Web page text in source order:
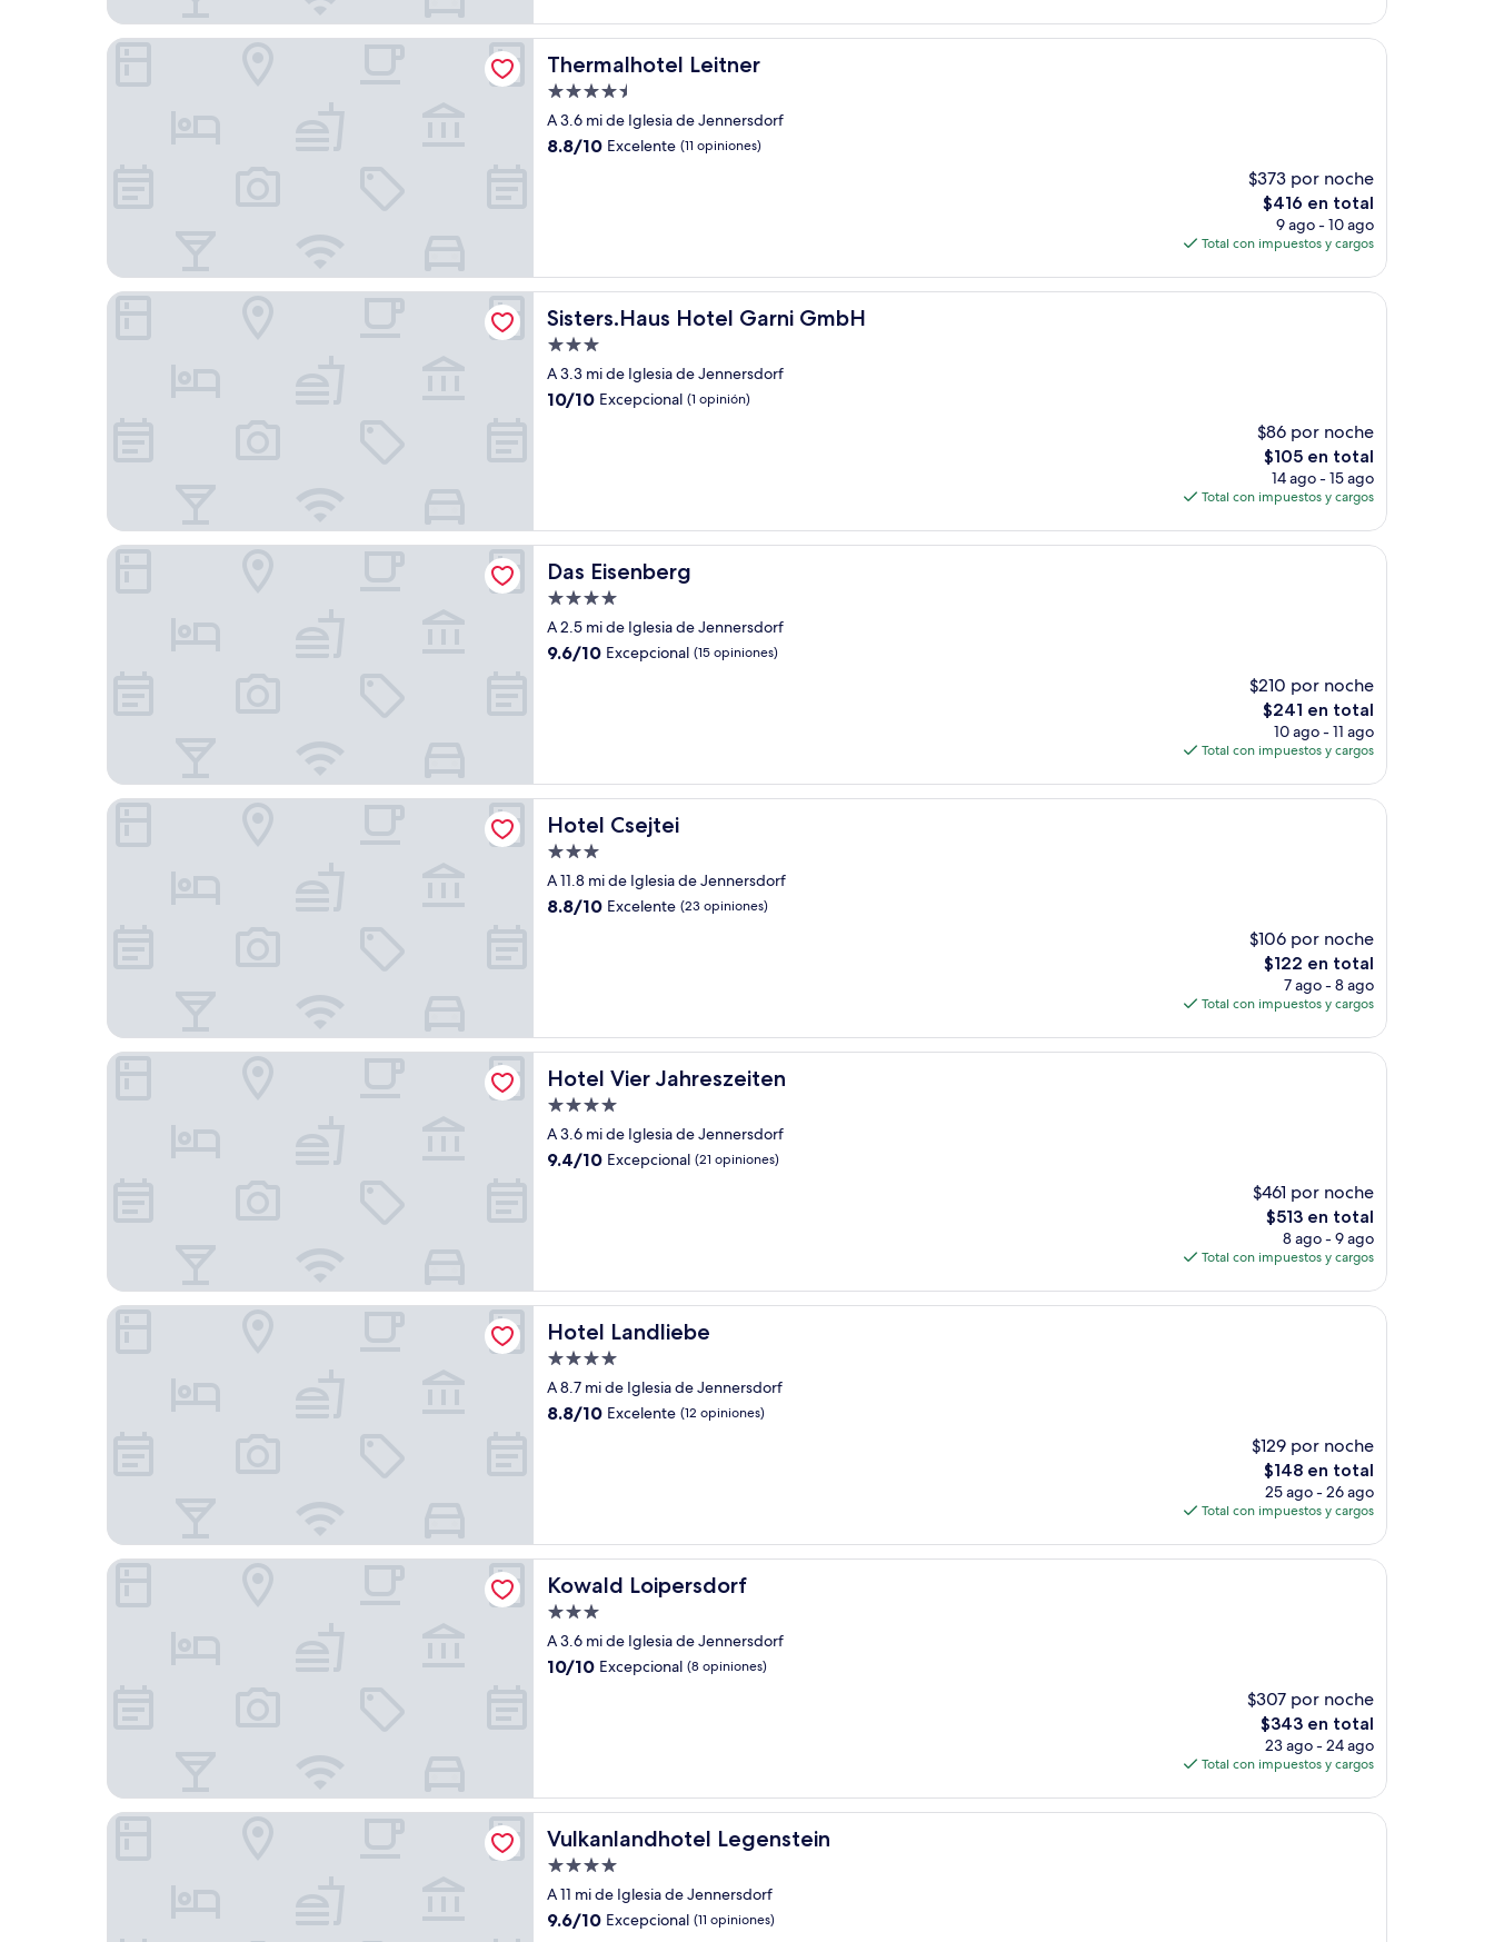
de
Thermalhotel Leitner
Thermalhotel Leitner
Propiedad
de
4.5
A 3.6 mi de Iglesia de Jennersdorf
8.8
8.8/10 Excelente (11 opiniones)
$373 por noche
El
precio
actual
de
$416 en total
9 ago - 10 ago
Total con impuestos y cargos
Thermalhotel Leitner
Sisters.Haus Hotel Garni GmbH
Sisters.Haus Hotel Garni GmbH
Propiedad
de
3.0
A 3.3 mi de Iglesia de Jennersdorf
10.0
10/10 Excepcional (1 opinión)
$86 por noche
El
precio
actual
de
$105 en total
14 ago - 15 ago
Total con impuestos y cargos
Sisters.Haus Hotel Garni GmbH
Das Eisenberg
Das Eisenberg
Propiedad
de
4.0
A 2.5 mi de Iglesia de Jennersdorf
9.6
9.6/10 Excepcional (15 opiniones)
$210 por noche
El
precio
actual
de
$241 en total
10 ago - 11 ago
Total con impuestos y cargos
Das Eisenberg
Hotel Csejtei
Hotel Csejtei
Propiedad
de
3.0
A 11.8 mi de Iglesia de Jennersdorf
8.8
8.8/10 Excelente (23 opiniones)
$106 por noche
El
precio
actual
de
$122 en total
7 ago - 8 ago
Total con impuestos y cargos
Hotel Csejtei
Hotel Vier Jahreszeiten
Hotel Vier Jahreszeiten
Propiedad
de
4.0
A 3.6 mi de Iglesia de Jennersdorf
9.4
9.4/10 Excepcional (21 opiniones)
$461 por noche
El
precio
actual
de
$513 en total
8 ago - 9 ago
Total con impuestos y cargos
Hotel Vier Jahreszeiten
Hotel Landliebe
Hotel Landliebe
Propiedad
de
4.0
A 8.7 mi de Iglesia de Jennersdorf
8.8
8.8/10 Excelente (12 opiniones)
$129 por noche
El
precio
actual
de
$148 en total
25 ago - 26 ago
Total con impuestos y cargos
Hotel Landliebe
Kowald Loipersdorf
Kowald Loipersdorf
Propiedad
de
3.0
A 3.6 mi de Iglesia de Jennersdorf
10.0
10/10 Excepcional (8 opiniones)
$307 por noche
El
precio
actual
de
$343 en total
23 ago - 24 ago
Total con impuestos y cargos
Kowald Loipersdorf
Vulkanlandhotel Legenstein
Vulkanlandhotel Legenstein
Propiedad
de
4.0
A 11 mi de Iglesia de Jennersdorf
9.6
9.6/10 Excepcional (11 opiniones)
Vulkanlandhotel Legenstein